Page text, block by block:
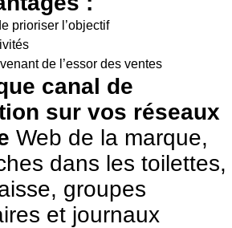
prioriser l’objectif
de l’essor des ventes
canal de
sur vos réseaux
Web de la marque,
dans les toilettes,
groupes
et journaux